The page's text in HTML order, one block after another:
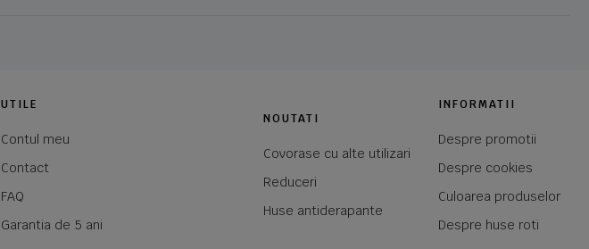
UTILE
Contul meu
Contact
FAQ
Garantia de 5 ani
NOUTATI
Covorase cu alte utilizari
Reduceri
Huse antiderapante
INFORMATII
Despre promotii
Despre cookies
Culoarea produselor
Despre huse roti